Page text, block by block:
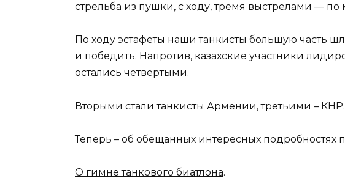
стрельба из пушки, с ходу, тремя выстрелами — по
По ходу эстафеты наши танкисты большую часть
и победить. Напротив, казахские участники
остались четвёртыми.
Вторыми стали танкисты Армении, третьими –
Теперь – об обещанных интересных подробностях
О гимне танкового биатлона.